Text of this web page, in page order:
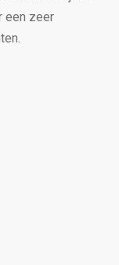
een zeer